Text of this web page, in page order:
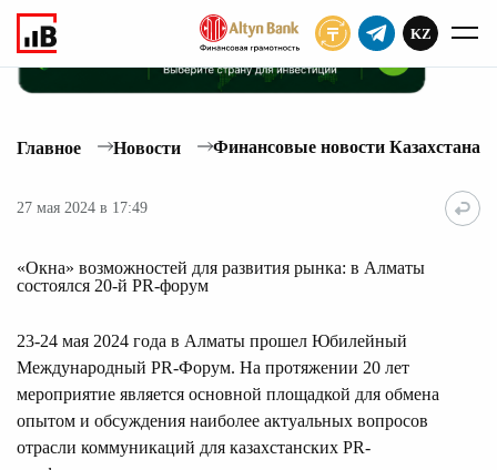
KZ
Главное Новости Финансовые новости Казахстана
27 мая 2024 в 17:49
«Окна» возможностей для развития рынка: в Алматы
состоялся 20-й PR-форум
23-24 мая 2024 года в Алматы прошел Юбилейный
Международный PR-Форум. На протяжении 20 лет
мероприятие является основной площадкой для обмена
опытом и обсуждения наиболее актуальных вопросов
отрасли коммуникаций для казахстанских PR-